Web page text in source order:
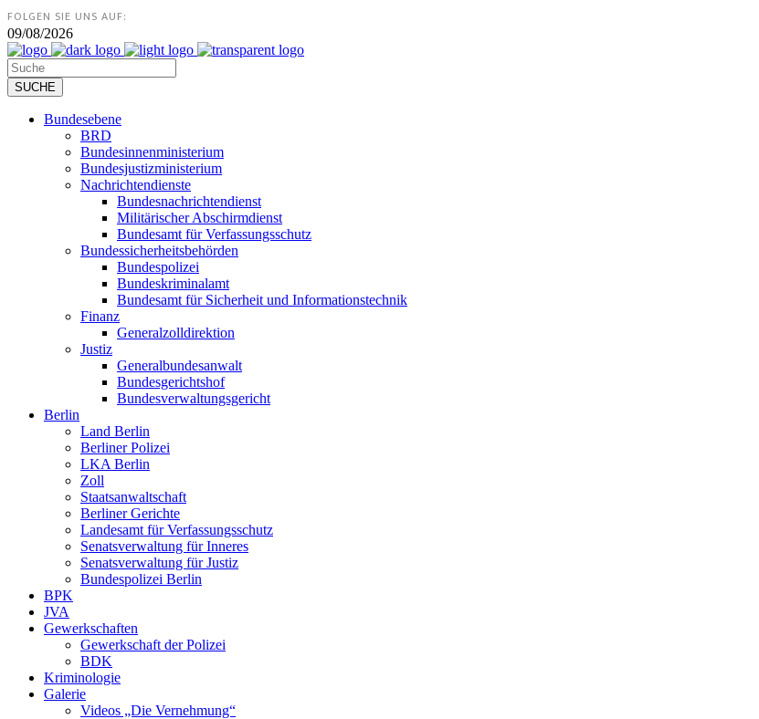
FOLGEN SIE UNS AUF:
09/08/2026
Bundesebene
BRD
Bundesinnenministerium
Bundesjustizministerium
Nachrichtendienste
Bundesnachrichtendienst
Militärischer Abschirmdienst
Bundesamt für Verfassungsschutz
Bundessicherheitsbehörden
Bundespolizei
Bundeskriminalamt
Bundesamt für Sicherheit und Informationstechnik
Finanz
Generalzolldirektion
Justiz
Generalbundesanwalt
Bundesgerichtshof
Bundesverwaltungsgericht
Berlin
Land Berlin
Berliner Polizei
LKA Berlin
Zoll
Staatsanwaltschaft
Berliner Gerichte
Landesamt für Verfassungsschutz
Senatsverwaltung für Inneres
Senatsverwaltung für Justiz
Bundespolizei Berlin
BPK
JVA
Gewerkschaften
Gewerkschaft der Polizei
BDK
Kriminologie
Galerie
Videos „Die Vernehmung“